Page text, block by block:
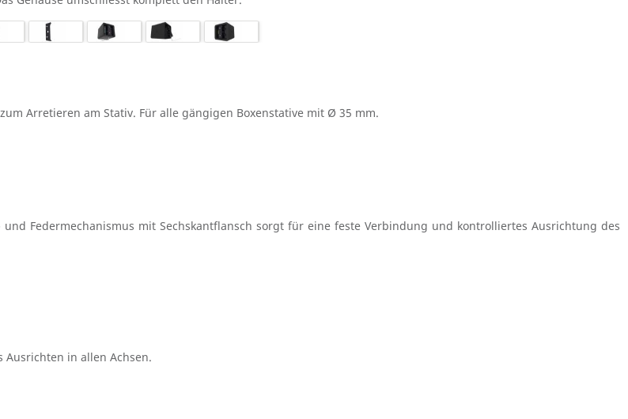
Arretieren am Stativ. Für alle gängigen Boxenstative mit Ø 35 mm.
Federmechanismus mit Sechskantflansch sorgt für eine feste Verbindung und kontrolliertes Ausrichtung des
Ausrichten in allen Achsen.